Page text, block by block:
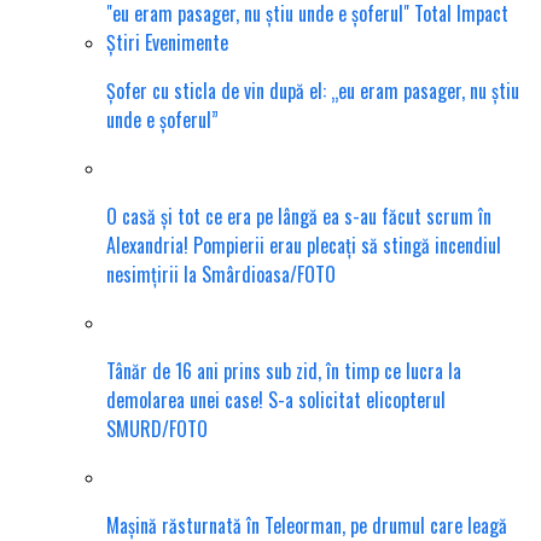
Șofer cu sticla de vin după el: „eu eram pasager, nu știu
unde e șoferul”
O casă și tot ce era pe lângă ea s-au făcut scrum în
Alexandria! Pompierii erau plecați să stingă incendiul
nesimțirii la Smârdioasa/FOTO
Tânăr de 16 ani prins sub zid, în timp ce lucra la
demolarea unei case! S-a solicitat elicopterul
SMURD/FOTO
Mașină răsturnată în Teleorman, pe drumul care leagă